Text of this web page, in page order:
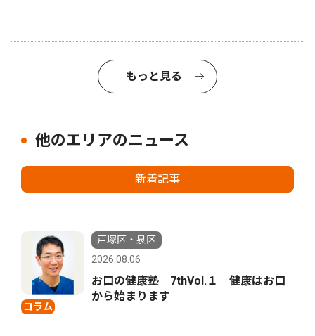
もっと見る
他のエリアのニュース
新着記事
コラム
戸塚区・泉区
2026.08.06
お口の健康塾 7thVol.１ 健康はお口
から始まります